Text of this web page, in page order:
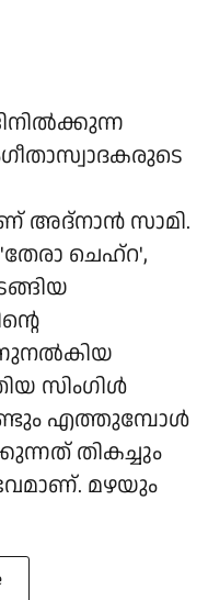
അദ്നാൻ സാമി.
ചെഹ്റ',
സിംഗിൾ
എത്തുമ്പോൾ
തികച്ചും
മഴയും